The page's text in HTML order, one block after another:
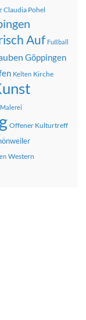
Claudia Pohel
Auf Fußball
Göppingen
Kelten Kirche
Malerei
Offener Kulturtreff
Western